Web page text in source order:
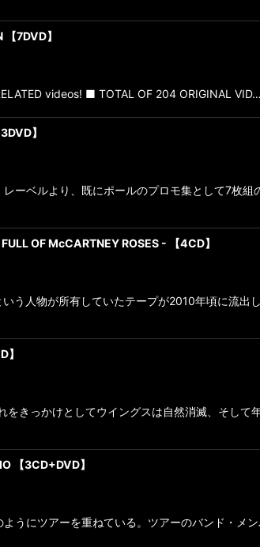
7DVD】
videos! ■ TOTAL OF 204 ORIGINAL VID…
】
ーベルより、既にポールのプロモ集として7枚
OF McCARTNEY ROSES - 【4CD】
う人物が所有していたテープが2010年頃に流
】
きっかけとしてウイングスは自然消滅、そし
【3CD+DVD】
うにツアーを重ねている。ツアーのバンド・メ